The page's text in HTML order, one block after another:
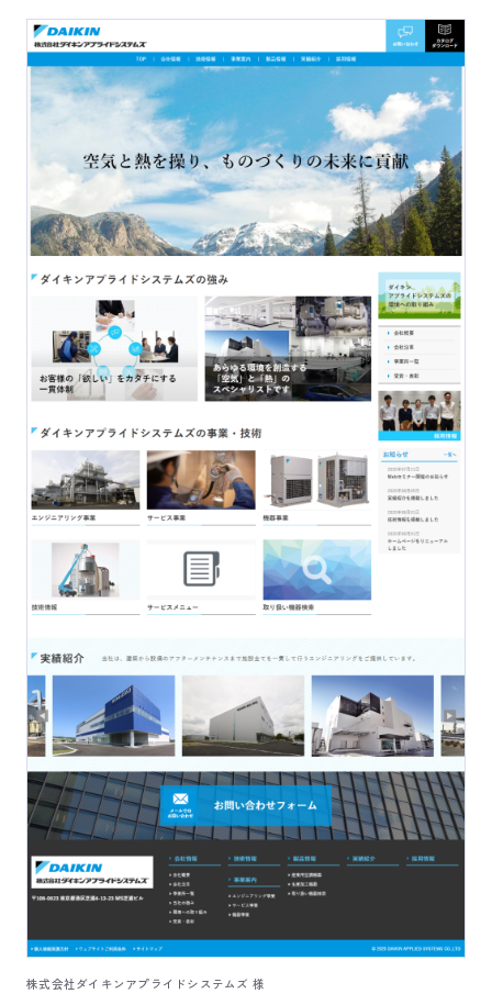
株式会社ダイキンアプライドシステムズ 様